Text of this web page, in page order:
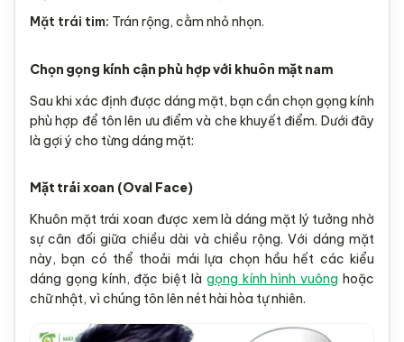
Mặt trái tim: Trán rộng, cằm nhỏ nhọn.
Chọn gọng kính cận phù hợp với khuôn mặt nam​
Sau khi xác định được dáng mặt, bạn cần chọn gọng kính
phù hợp để tôn lên ưu điểm và che khuyết điểm. Dưới đây
là gợi ý cho từng dáng mặt:
Mặt trái xoan (Oval Face)
Khuôn mặt trái xoan được xem là dáng mặt lý tưởng nhờ
sự cân đối giữa chiều dài và chiều rộng. Với dáng mặt
này, bạn có thể thoải mái lựa chọn hầu hết các kiểu
dáng gọng kính, đặc biệt là gọng kính hình vuông hoặc
chữ nhật, vì chúng tôn lên nét hài hòa tự nhiên.